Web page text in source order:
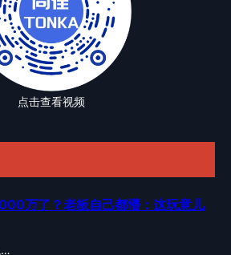
点击查看视频
万了？老板自己都懵：这玩意儿
…